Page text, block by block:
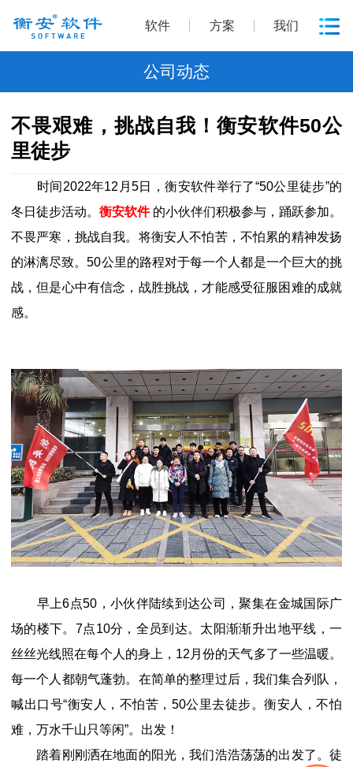
软件 方案 我们
公司动态
不畏艰难，挑战自我！衡安软件50公
里徒步
时间2022年12月5日，衡安软件举行了“50公里徒步”的
冬日徒步活动。 衡安软件 的小伙伴们积极参与，踊跃参加。
不畏严寒，挑战自我。将衡安人不怕苦，不怕累的精神发扬
的淋漓尽致。50公里的路程对于每一个人都是一个巨大的挑
战，但是心中有信念，战胜挑战，才能感受征服困难的成就
感。
早上6点50，小伙伴陆续到达公司，聚集在金城国际广
场的楼下。7点10分，全员到达。太阳渐渐升出地平线，一
丝丝光线照在每个人的身上，12月份的天气多了一些温暖。
每一个人都朝气蓬勃。在简单的整理过后，我们集合列队，
喊出口号“衡安人，不怕苦，50公里去徒步。衡安人，不怕
难，万水千山只等闲”。出发！
踏着刚刚洒在地面的阳光，我们浩浩荡荡的出发了。徒